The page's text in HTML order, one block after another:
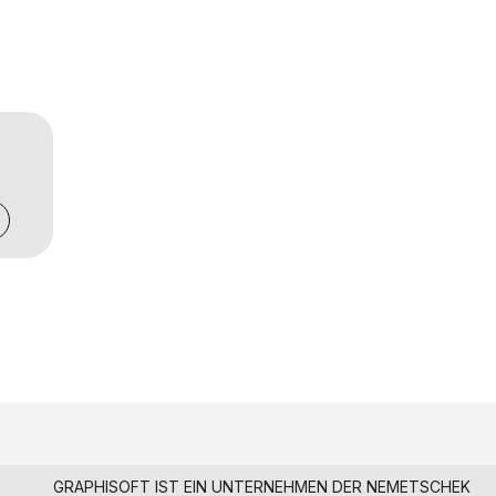
GRAPHISOFT IST EIN UNTERNEHMEN DERNEMETSCHEK